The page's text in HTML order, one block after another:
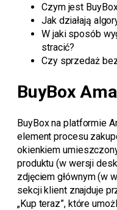
Czym jest
Jak działają
W jaki sposób
stracić?
Czy sprzedaż
BuyBox
BuyBox na platformie
element procesu
okienkiem
produktu (w wersji
zdjęciem głównym (w
sekcji klient znajduje
„Kup teraz”, które